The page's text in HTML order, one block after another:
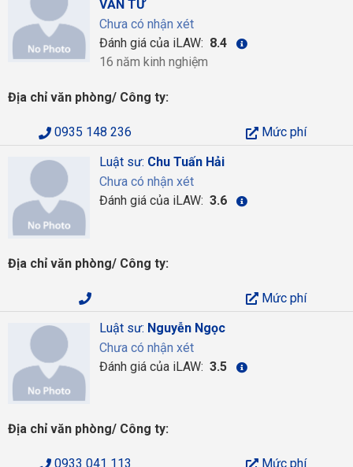
VĂN TỨ
Chưa có nhận xét
Đánh giá của iLAW: 8.4
16 năm kinh nghiệm
Địa chỉ văn phòng/ Công ty:
0935 148 236
Mức phí
Luật sư: Chu Tuấn Hải
Chưa có nhận xét
Đánh giá của iLAW: 3.6
Địa chỉ văn phòng/ Công ty:
Mức phí
Luật sư: Nguyễn Ngọc
Chưa có nhận xét
Đánh giá của iLAW: 3.5
Địa chỉ văn phòng/ Công ty:
0933 041 113 Mức phí